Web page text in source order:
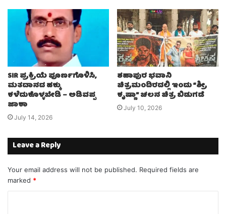
SIR ಪ್ರಕ್ರಿಯೆ ಪೂರ್ಣಗೊಳಿಸಿ,
ಮತದಾನದ ಹಕ್ಕು
ಕಳೆದುಕೊಳ್ಳಬೇಡಿ – ಅಡಿವಪ್ಪ
ಜಾಕಾ
July 14, 2026
ಶಹಾಪುರ ಭವಾನಿ
ಚಿತ್ರಮಂದಿರದಲ್ಲಿ ಇಂದು “ಶ್ರೀ
ಕೃಷ್ಣಾ” ಚಲನ ಚಿತ್ರ ಬಿಡುಗಡೆ
July 10, 2026
Leave a Reply
Your email address will not be published. Required fields are
marked *